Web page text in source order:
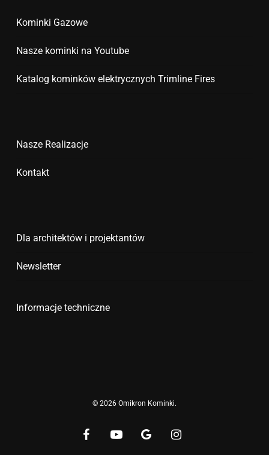
Kominki Gazowe
Nasze kominki na Youtube
Katalog kominków elektrycznych Trimline Fires
Nasze Realizacje
Kontakt
Dla architektów i projektantów
Newsletter
Informacje techniczne
© 2026 Omikron Kominki.
facebookyoutube google- instagram